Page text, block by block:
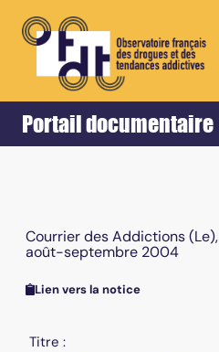
Portail documentaire
Accueil Retour
Courrier des Addictions
août-septembre 2004
Lien vers la notice
Titre :